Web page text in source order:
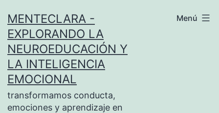
contenido
MENTECLARA -
EXPLORANDO LA
NEUROEDUCACIÓN Y
LA INTELIGENCIA
EMOCIONAL
transformamos conducta,
emociones y aprendizaje en
Menú